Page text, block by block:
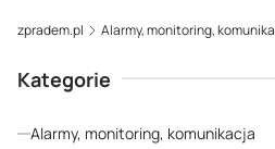
zpradem.pl Alarmy, monitoring,
Kategorie
Alarmy, monitoring, komunikacja